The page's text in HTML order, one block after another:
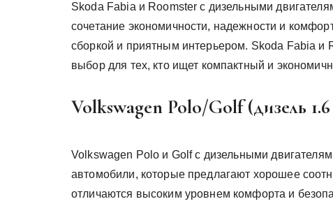
Skoda Fabia и Roomster с дизельными
сочетание экономичности, надежности и
сборкой и приятным интерьером. Skoda Fabia и
выбор для тех, кто ищет компактный и
Volkswagen Polo/Golf (дизель
Volkswagen Polo и Golf с дизельными
автомобили, которые предлагают хорошее
отличаются высоким уровнем комфорта и